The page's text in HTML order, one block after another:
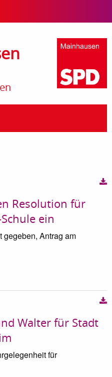
Resolution für
ein
gegeben, Antrag am
Walter für Stadt
für